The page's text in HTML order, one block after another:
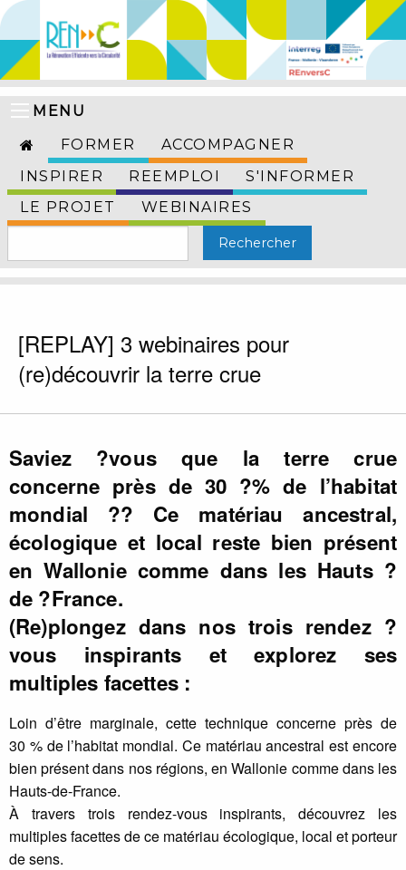
MENU
FORMER
ACCOMPAGNER
INSPIRER
REEMPLOI
S'INFORMER
LE PROJET
WEBINAIRES
[REPLAY] 3 webinaires pour
(re)découvrir la terre crue
Saviez ?vous que la terre crue
concerne près de 30 ?% de l’habitat
mondial ?? Ce matériau ancestral,
écologique et local reste bien présent
en Wallonie comme dans les Hauts ?
de ?France.
(Re)plongez dans nos trois rendez ?
vous inspirants et explorez ses
multiples facettes :
Loin d’être marginale, cette technique concerne près de
30 % de l’habitat mondial. Ce matériau ancestral est encore
bien présent dans nos régions, en Wallonie comme dans les
Hauts-de-France.
À travers trois rendez-vous inspirants, découvrez les
multiples facettes de ce matériau écologique, local et porteur
de sens.